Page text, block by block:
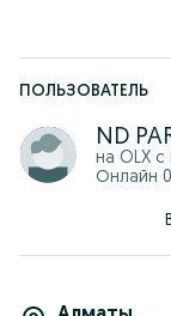
г. Астана пр.
ПОЛЬЗОВАТЕЛЬ
ND
на OLX с
Онлайн